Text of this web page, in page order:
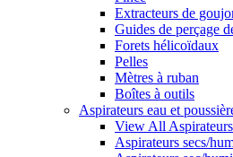
Extracteurs de
Guides de perçage
Forets hélicoïdaux
Pelles
Mètres à ruban
Boîtes à outils
Aspirateurs eau et
View All Aspirateurs
Aspirateurs secs/